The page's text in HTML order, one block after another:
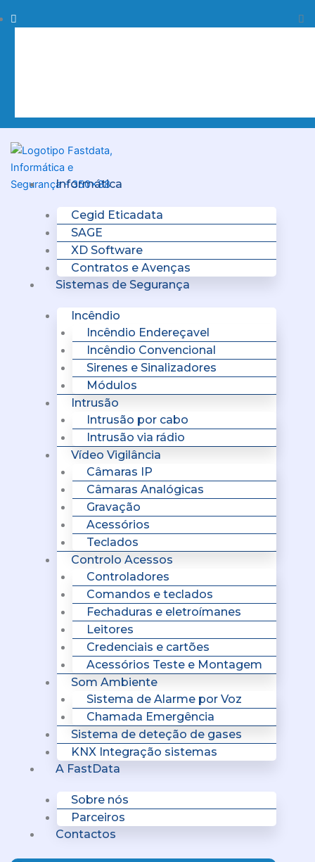
to
Procurar
Informática
Cegid Eticadata
SAGE
XD Software
Contratos e Avenças
Sistemas de Segurança
Incêndio
Incêndio Endereçavel
Incêndio Convencional
Sirenes e Sinalizadores
Módulos
Intrusão
Intrusão por cabo
Intrusão via rádio
Vídeo Vigilância
Câmaras IP
Câmaras Analógicas
Gravação
Acessórios
Teclados
Controlo Acessos
Controladores
Comandos e teclados
Fechaduras e eletroímanes
Leitores
Credenciais e cartões
Acessórios Teste e Montagem
Som Ambiente
Sistema de Alarme por Voz
Chamada Emergência
Sistema de deteção de gases
KNX Integração sistemas
A FastData
Sobre nós
Parceiros
Contactos
Menu